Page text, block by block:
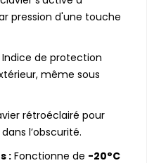
pression d'une touche
Indice de protection
même sous
rétroéclairé pour
l’obscurité.
:Fonctionne de -20°C